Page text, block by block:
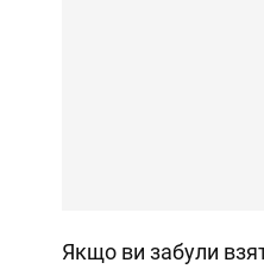
Якщо ви забули